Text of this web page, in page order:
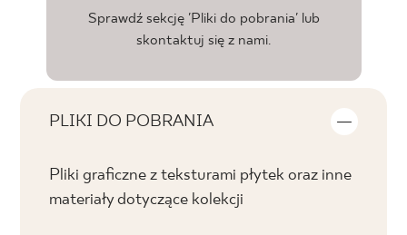
Sprawdź sekcję 'Pliki do pobrania' lub
skontaktuj się z nami.
PLIKI DO POBRANIA
Pliki graficzne z teksturami płytek oraz inne
materiały dotyczące kolekcji